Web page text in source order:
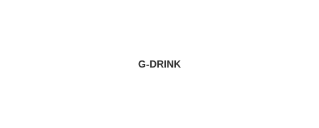
G-DRINK